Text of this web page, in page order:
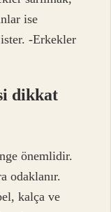
ise
-Erkekler
dikkat
önemlidir.
odaklanır.
kalça ve